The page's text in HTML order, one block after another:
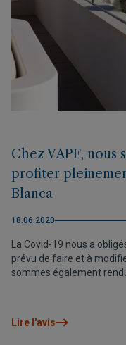
Chez VAPF,
profiter
Blanca
18.06.2020
La Covid-19 nous a
prévu de faire et à
sommes également
Lire l'avis